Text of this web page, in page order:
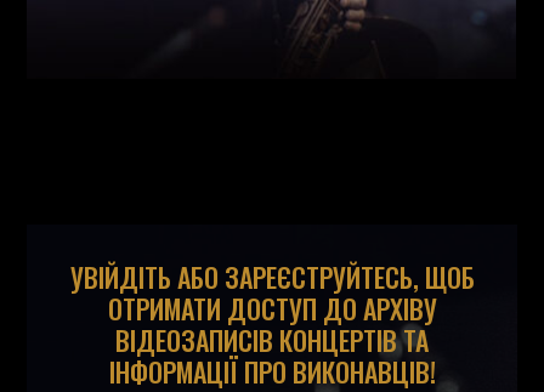
УВІЙДІТЬ АБО ЗАРЕЄСТРУЙТЕСЬ, ЩОБ
ОТРИМАТИ ДОСТУП ДО АРХІВУ
ВІДЕОЗАПИСІВ КОНЦЕРТІВ ТА
ІНФОРМАЦІЇ ПРО ВИКОНАВЦІВ!